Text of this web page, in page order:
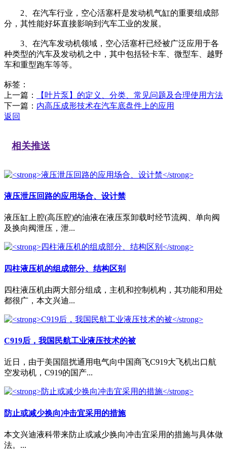
2、在汽车行业，空心活塞杆是发动机气缸的重要组成部
分，其性能好坏直接影响到汽车工业的发展。
3、在汽车发动机领域，空心活塞杆已经被广泛应用于各
种类型的汽车及发动机之中，其中包括轻卡车、微型车、越野
车和重型跑车等等。
标签：
上一篇：
【叶片泵】的定义、分类、常见问题及合理使用方法
下一篇： 内高压成形技术在汽车底盘件上的应用
返回
相关推送
液压泄压回路的应用场合、设计禁
液压缸上腔(高压腔)的油液在液压泵卸载时经节流阀、单向阀
及换向阀泄压，泄...
四柱液压机的组成部分、结构区别
四柱液压机由两大部分组成，主机和控制机构，其功能和用处
都很广，本文兴迪...
C919后，我国民航工业液压技术的被
近日，由于美国阻扰通用电气向中国商飞C919大飞机出口航
空发动机，C919的国产...
防止或减少换向冲击宜采用的措施
本文兴迪液科带来防止或减少换向冲击宜采用的措施与具体做
法。...